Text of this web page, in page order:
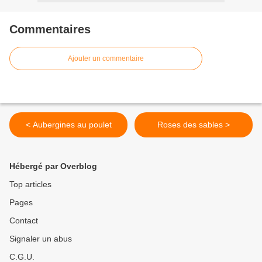
Commentaires
Ajouter un commentaire
< Aubergines au poulet Roses des sables >
Hébergé par Overblog
Top articles
Pages
Contact
Signaler un abus
C.G.U.